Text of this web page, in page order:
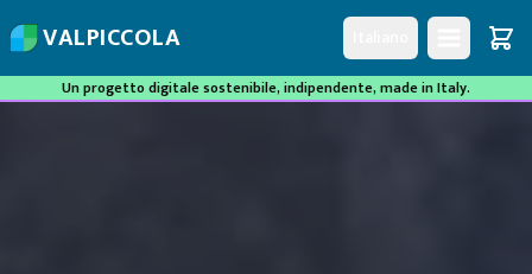
VALPICCOLA
Un progetto digitale sostenibile, indipendente, made in Italy.